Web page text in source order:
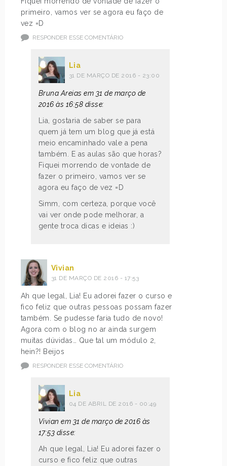
primeiro, vamos ver se agora eu faço de
vez =D
RESPONDER ESSE COMENTÁRIO
Lia
31 DE MARÇO DE 2016 - 23:00
Bruna Areias em 31 de março de
2016 às 16:58 disse:
Lia, gostaria de saber se para
quem já tem um blog que já está
meio encaminhado vale a pena
também. E as aulas são que horas?
Fiquei morrendo de vontade de
fazer o primeiro, vamos ver se
agora eu faço de vez =D
Simm, com certeza, porque você
vai ver onde pode melhorar, a
gente troca dicas e ideias :)
Vivian
31 DE MARÇO DE 2016 - 17:53
Ah que legal, Lia! Eu adorei fazer o curso e
fico feliz que outras pessoas possam fazer
também. Se pudesse faria tudo de novo!
Agora com o blog no ar ainda surgem
muitas dúvidas… Que tal um módulo 2,
hein?! Beijos
RESPONDER ESSE COMENTÁRIO
Lia
04 DE ABRIL DE 2016 - 00:49
Vivian em 31 de março de 2016 às
17:53 disse:
Ah que legal, Lia! Eu adorei fazer o
curso e fico feliz que outras